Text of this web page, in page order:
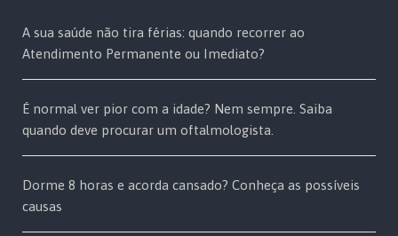
A sua saúde não tira férias: quando recorrer ao
Atendimento Permanente ou Imediato?
É normal ver pior com a idade? Nem sempre. Saiba
quando deve procurar um oftalmologista.
Dorme 8 horas e acorda cansado? Conheça as possíveis
causas